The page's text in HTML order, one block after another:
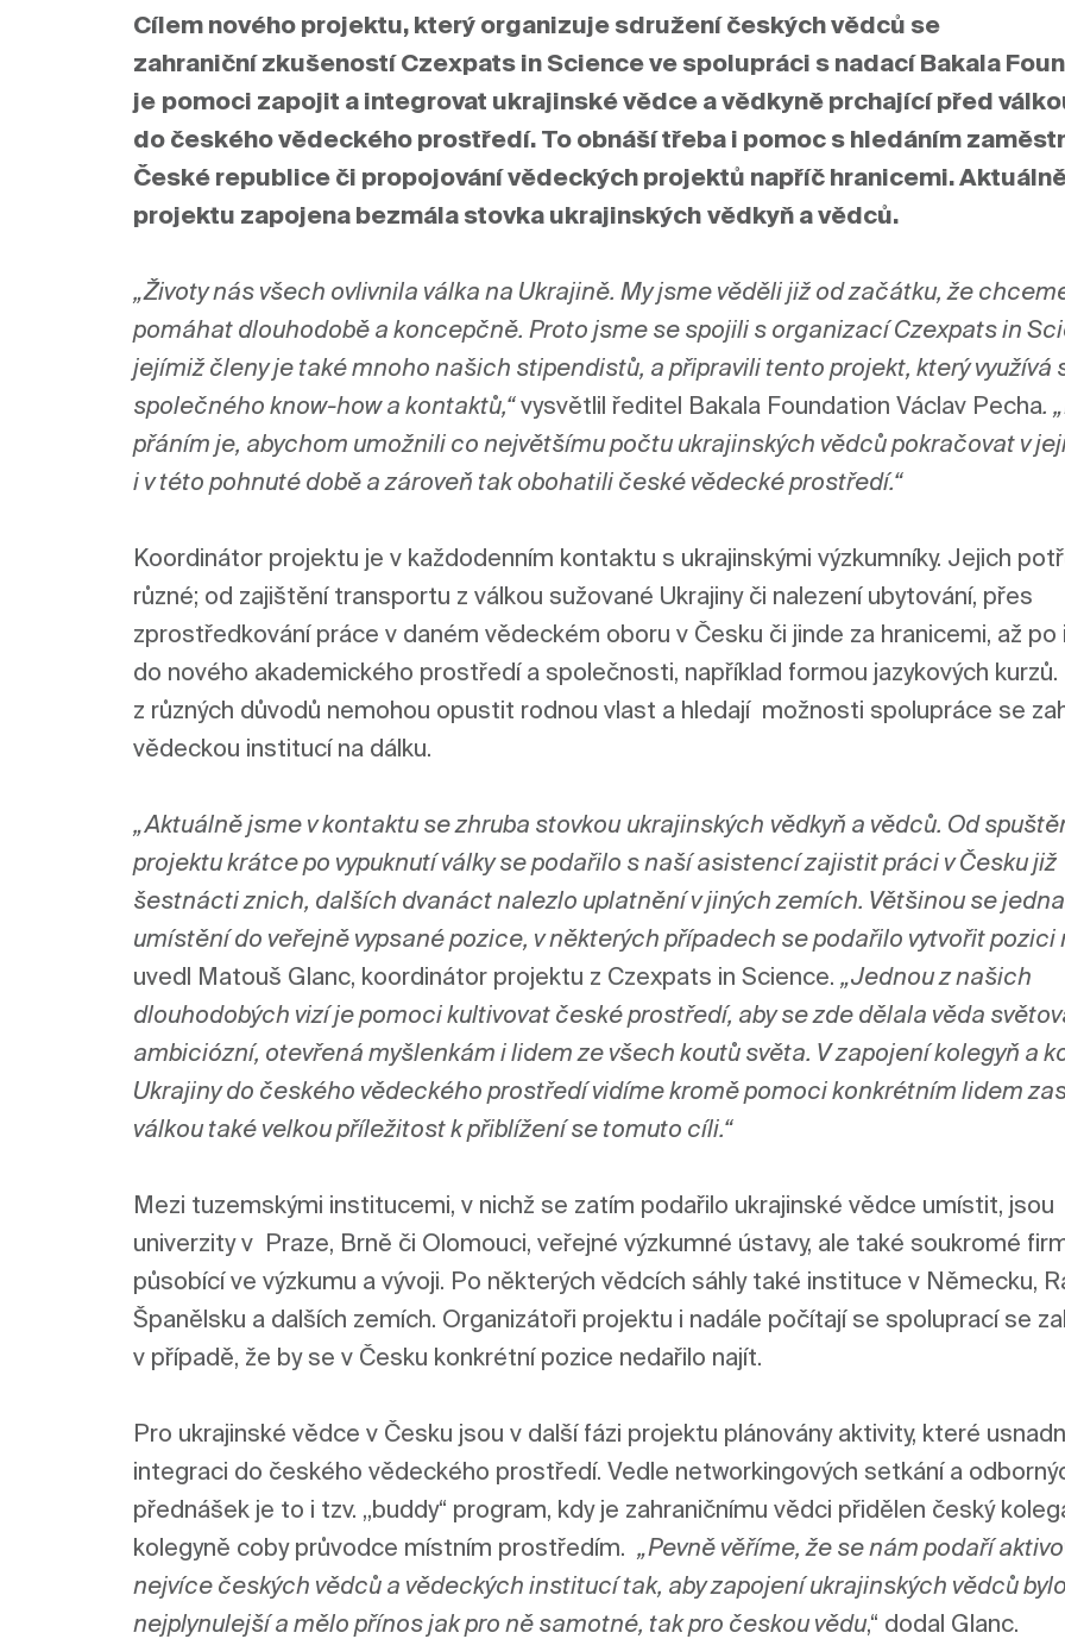
Cílem nového projektu, který organizuje sdružení českých vědců se
zahraniční zkušeností Czexpats in Science ve spolupráci s nadací Bakala
je pomoci zapojit a integrovat ukrajinské vědce a vědkyně prchající před
do českého vědecké ho prostředí. To obnáší třeba i pomoc s hledáním
České republice či propojování vědeckých projektů napříč hranicemi.
projektu zapojena bezmála stovka ukrajinských vědkyň a vědců.
„Životy nás všech ovlivnila válka na Ukrajině. My jsme věděli již od začátku, že
pomáhat dlouhodobě a koncepčně. Proto jsme se spojili s organizací Czexpats in
jejímiž členy je také mnoho našich stipendistů, a připravili tento projekt, který využívá
společného know-how a kontaktů,“ vysvětlil ředitel Bakala Foundation Václav Pecha.
přáním je, abychom umožnili co největšímu počtu ukrajinských vědců pokračovat v
i v této pohnuté době a zároveň tak obohatili české vědecké prostředí.“
Koordinátor projektu je v každodenním kontaktu s ukrajinskými výzkumníky. Jejich
různé; od zajištění transportu z válkou sužované Ukrajiny či nalezení ubytování, přes
zprostředkování práce v daném vědeckém oboru v Česku či jinde za hranicemi, až po
do nového akademického prostředí a společnosti, například formou jazykových
z různých důvodů nemohou opustit rodnou vlast a hledají  možnosti spolupráce se
vědeckou institucí na dálku.
„Aktuálně jsme v kontaktu se zhruba stovkou ukrajinských vědkyň a vědců. Od
projektu krátce po vypuknutí války se podařilo s naší asistencí zajistit práci v Česku již
šestnácti znich, dalších dvanáct nalezlo uplatnění v jiných zemích. Většinou se
umístění do veřejně vypsané pozice, v některých případech se podařilo vytvořit pozici
uvedl Matouš Glanc, koordinátor projektu z Czexpats in Science. „Jednou z našich
dlouhodobých vizí je pomoci kultivovat české prostředí, aby se zde dělala věda
ambiciózní, otevřená myšlenkám i lidem ze všech koutů světa. V zapojení kolegyň a
Ukrajiny do českého vědeckého prostředí vidíme kromě pomoci konkrétním lidem
válkou také velkou příležitost k přiblížení se tomuto cíli.“
Mezi tuzemskými institucemi, v nichž se zatím podařilo ukrajinské vědce umístit, jsou
univerzity v  Praze, Brně či Olomouci, veřejné výzkumné ústavy, ale také soukromé
působící ve výzkumu a vývoji. Po některých vědcích sáhly také instituce v Německu,
Španělsku a dalších zemích. Organizátoři projektu i nadále počítají se spoluprací se
v případě, že by se v Česku konkrétní pozice nedařilo najít.
Pro ukrajinské vědce v Česku jsou v další fázi projektu plánovány aktivity, které
integraci do českého vědeckého prostředí. Vedle networkingových setkání a
přednášek je to i tzv. „buddy“ program, kdy je zahraničnímu vědci přidělen český
kolegyně coby průvodce místním prostředím. „Pevně věříme, že se nám podaří
nejvíce českých vědců a vědeckých institucí tak, aby zapojení ukrajinských vědců
nejplynulejší a mělo přínos jak pro ně samotné, tak pro českou vědu,“ dodal Glanc.